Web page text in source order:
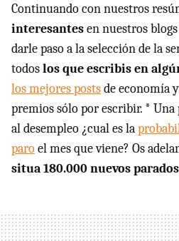
Continuando con nuestros
interesantesen nuestros
darle paso a la selección de la
todoslos que escribis en
los mejores postsde economía
premios sólo por escribir. *
al desempleo ¿cual es la
paroel mes que viene? Os
situa 180.000 nuevos